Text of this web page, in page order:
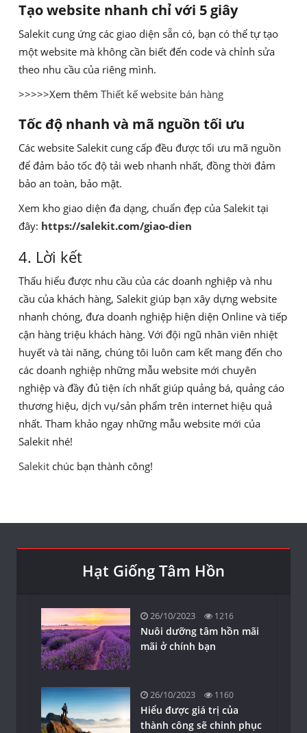
Tạo website nhanh chỉ với 5 giây
Salekit cung ứng các giao diện sẵn có, bạn có thể tự tạo
một website mà không cần biết đến code và chỉnh sửa
theo nhu cầu của riêng mình.
>>>>>Xem thêm Thiết kế website bán hàng
Tốc độ nhanh và mã nguồn tối ưu
Các website Salekit cung cấp đều được tối ưu mã nguồn
để đảm bảo tốc độ tải web nhanh nhất, đồng thời đảm
bảo an toàn, bảo mật.
Xem kho giao diện đa dạng, chuẩn đẹp của Salekit tại
đây: https://salekit.com/giao-dien
4. Lời kết
Thấu hiểu được nhu cầu của các doanh nghiệp và nhu
cầu của khách hàng, Salekit giúp bạn xây dựng website
nhanh chóng, đưa doanh nghiệp hiện diện Online và tiếp
cận hàng triệu khách hàng. Với đội ngũ nhân viên nhiệt
huyết và tài năng, chúng tôi luôn cam kết mang đến cho
các doanh nghiệp những mẫu website mới chuyên
nghiệp và đầy đủ tiện ích nhất giúp quảng bá, quảng cáo
thương hiệu, dịch vụ/sản phẩm trên internet hiệu quả
nhất. Tham khảo ngay những mẫu website mới của
Salekit nhé!
Salekit chúc bạn thành công!
Hạt Giống Tâm Hồn
26/10/2023 1216
Nuôi dưỡng tâm hồn mãi
mãi ở chính bạn
26/10/2023 1160
Hiểu được giá trị của
thành công sẽ chinh phục